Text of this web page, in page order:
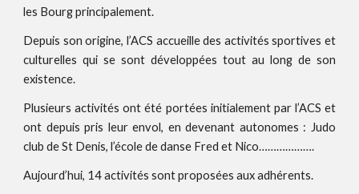
les Bourg principalement.
Depuis son origine, l’ACS accueille des activités sportives et
culturelles qui se sont développées tout au long de son
existence.
Plusieurs activités ont été portées initialement par l’ACS et
ont depuis pris leur envol, en devenant autonomes : Judo
club de St Denis, l’école de danse Fred et Nico……………….
Aujourd’hui, 14 activités sont proposées aux adhérents.